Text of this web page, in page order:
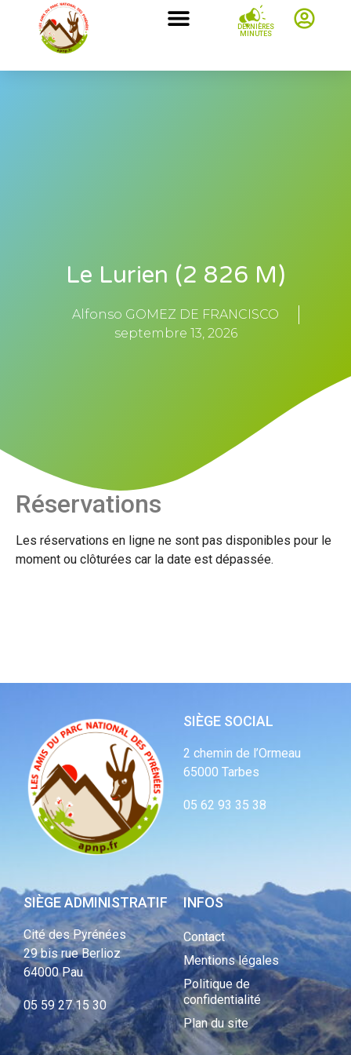
DERNIÈRES
MINUTES
Le Lurien (2 826 M)
Alfonso GOMEZ DE FRANCISCO
septembre 13, 2026
Réservations
Les réservations en ligne ne sont pas disponibles pour le
moment ou clôturées car la date est dépassée.
SIÈGE SOCIAL
2 chemin de l’Ormeau
65000 Tarbes
05 62 93 35 38
SIÈGE ADMINISTRATIF
Cité des Pyrénées
29 bis rue Berlioz
64000 Pau
05 59 27 15 30
INFOS
Contact
Mentions légales
Politique de
confidentialité
Plan du site